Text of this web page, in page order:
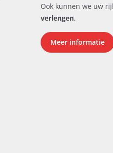
Ook kunnen we uw
verlengen.
Meer informatie